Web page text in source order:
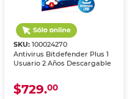
SKU: 100024270
Antivirus Bitdefender Plus 1
Usuario 2 Años Descargable
$729.00